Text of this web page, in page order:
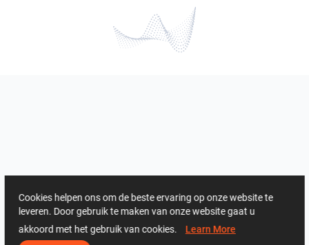
Cookies helpen ons om de beste ervaring op onze website te
leveren. Door gebruik te maken van onze website gaat u
akkoord met het gebruik van cookies. Learn More